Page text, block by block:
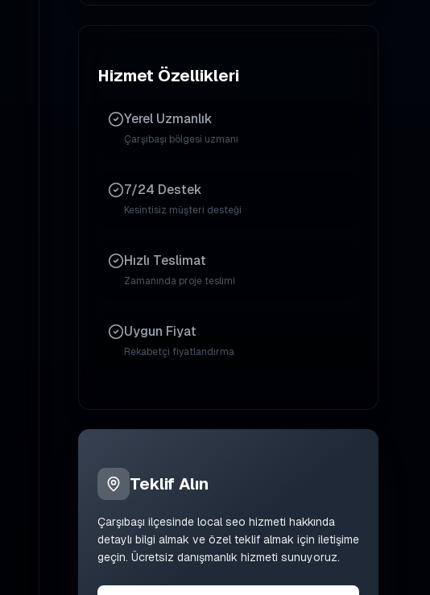
Hizmet Özellikleri
Yerel Uzmanlık
Çarşıbaşı bölgesi uzmanı
7/24 Destek
Kesintisiz müşteri desteği
Hızlı Teslimat
Zamanında proje teslimi
Uygun Fiyat
Rekabetçi fiyatlandırma
Teklif Alın
Çarşıbaşı ilçesinde local seo hizmeti hakkında
detaylı bilgi almak ve özel teklif almak için iletişime
geçin. Ücretsiz danışmanlık hizmeti sunuyoruz.